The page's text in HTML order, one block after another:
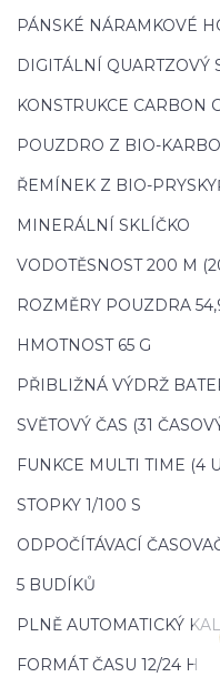
PÁNSKÉ NÁRAMKOVÉ
DIGITÁLNÍ QUARTZOVÝ
KONSTRUKCE CARBON
POUZDRO Z BIO-
ŘEMÍNEK Z BIO-
MINERÁLNÍ SKLÍČKO
VODOTĚSNOST 200 M
ROZMĚRY POUZDRA
HMOTNOST 65 G
PŘIBLIŽNÁ VÝDRŽ
SVĚTOVÝ ČAS (31
FUNKCE MULTI TIME (4
STOPKY 1/100 S
ODPOČÍTÁVACÍ
5 BUDÍKŮ
PLNĚ AUTOMATICKÝ
FORMÁT ČASU 12/24 H